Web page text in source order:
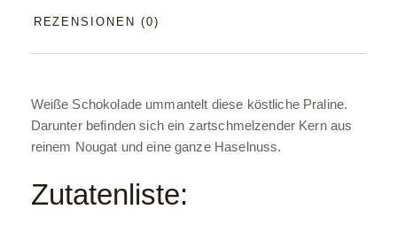
REZENSIONEN (0)
Weiße Schokolade ummantelt diese köstliche Praline.
Darunter befinden sich ein zartschmelzender Kern aus
reinem Nougat und eine ganze Haselnuss.
Zutatenliste: